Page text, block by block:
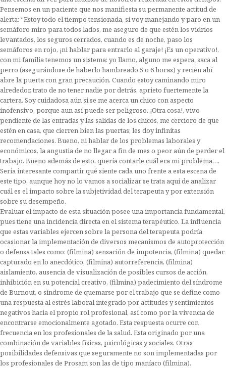
Pensemos en un paciente que nos manifiesta su permanente actitud de
alerta: “Estoy todo el tiempo tensionada, si voy manejando y paro en un
semáforo miro para todos lados, me aseguro de que estén los vidrios
levantados, los seguros cerrados, cuando es de noche, paso los
semáforos en rojo, ¡ni hablar para entrarlo al garaje! ¡Es un operativo!,
con mi familia tenemos un sistema: yo llamo, alguno me espera, saca al
perro (asegurándose de haberlo hambreado 5 o 6 horas) y recién ahí
abre la puerta con gran precaución. Cuando estoy caminando miro
alrededor, trato de no tener nadie por detrás, aprieto fuertemente la
cartera. Soy cuidadosa aún si se me acerca un chico con aspecto
inofensivo, porque aun así puede ser peligroso. ¡Otra cosa!, vivo
pendiente de las entradas y las salidas de los chicos, me cercioro de que
estén en casa, que cierren bien las puertas; les doy infinitas
recomendaciones. Bueno, ni hablar de los problemas laborales y
económicos, la angustia de no llegar a fin de mes o peor aún de perder el
trabajo. Bueno además de esto, quería contarle cuál era mi problema….
Sería interesante compartir qué siente cada uno frente a esta escena de
este tipo, aunque hoy no lo vamos a socializar se trata aquí de analizar
cuál es el impacto sobre la subjetividad del terapeuta y por extensión
sobre su desempeño.
Evaluar el impacto de esta situación posee una importancia fundamental,
pues tiene una incidencia directa en el sistema terapéutico. La influencia
que estas variables ejercen sobre la persona del terapeuta podría
ocasionar la implementación de diversos mecanismos de autoprotección
o defensa tales como: (filmina) sensación de impotencia, (filmina) quedar
capturado en lo anecdótico, (filmina) autorreferencia, (filmina)
aislamiento, ausencia de visualización de posibles cursos de acción,
inhibición en su potencial creativo, (filmina) padecimiento del síndrome
de Burnout, o síndrome de quemarse por el trabajo que se define como
una respuesta al estrés laboral integrado por actitudes y sentimientos
negativos hacia el propio rol profesional, así como por la vivencia de
encontrarse emocionalmente agotado. Esta respuesta ocurre con
frecuencia en los profesionales de la salud. Esta originado por una
combinación de variables físicas, psicológicas y sociales. Otras
posibilidades defensivas que seguramente no son implementadas por
los profesionales de Prosam son las de tipo maníaco (filmina).